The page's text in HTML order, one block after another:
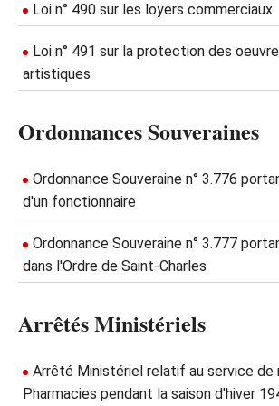
Loi n° 490 sur les loyers commerciaux
Loi n° 491 sur la protection des
artistiques
Ordonnances Souveraines
Ordonnance Souveraine n° 3.776
d'un fonctionnaire
Ordonnance Souveraine n° 3.777
dans l'Ordre de Saint-Charles
Arrêtés Ministériels
Arrêté Ministériel relatif au service de
Pharmacies pendant la saison d'hiver